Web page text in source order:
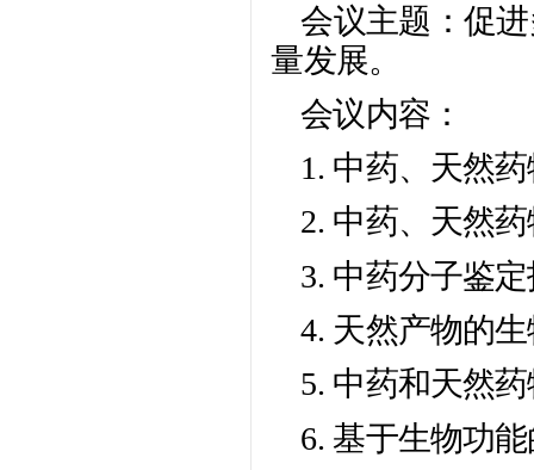
会议主题：促
量发展。
会议内容：
1. 中药、天然
2. 中药、天然
3. 中药分子鉴
4. 天然产物的
5. 中药和天然
6. 基于生物功